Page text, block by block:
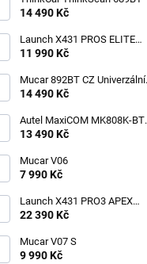
14 490 Kč
Launch X431 PROS ELITE
2026
11 990 Kč
Mucar 892BT CZ Univerzální
diagnostika , CAN-FD, DOIP
14 490 Kč
Autel MaxiCOM MK808K-BT
CZ
13 490 Kč
Mucar V06
7 990 Kč
Launch X431 PRO3 APEX
2026 CZ
22 390 Kč
Mucar V07 S
9 990 Kč